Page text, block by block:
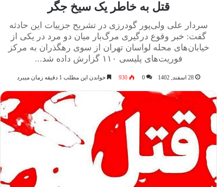
قتل به خاطر یک سیخ جگر
سردار علی ‌ولی‌پور گودرزی در تشریح جزییات این حادثه
گفت:‌ خبر وقوع درگیری مرگ‌بار میان دو مرد در یکی از
خیابان‌های محله لواسان تهران از سوی رهگذران به مرکز
فوریت‌های پلیسی ۱۱۰ گزارش داده شد...
28 اسفند, 1402 0
930 خواندن این مطلب 1 دقیقه زمان میبرد